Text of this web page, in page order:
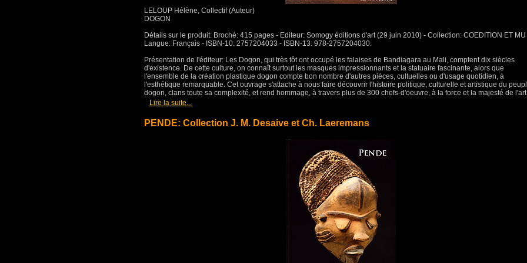
LELOUP Hélène, Collectif (Auteur)
DOGON
Détails sur le produit: Broché: 415 pages - Editeur: Somogy éditions d'art (29 juin 2010) - Collection: COEDITION ET MU
Langue: Français - ISBN-10: 2757204033 - ISBN-13: 978-2757204030.
Présentation de l'éditeur: Les Dogon, qui très tôt ont occupé les falaises de Bandiagara au Mali, comptent dix siècles
d'existence. De cette culture, on connaît surtout les masques impressionnants et la statuaire fascinante, alors que
l'ensemble de la création plastique dogon compte bon nombre d'autres pièces, cultuelles ou d'usage quotidien, à
l'esthétique remarquable. Cet ouvrage s'attache à nous faire découvrir l'histoire politique, culturelle et artistique du
dogon, clans toute sa complexité, et rend hommage, à travers plus de 300 chefs-d'oeuvre, à la force et la majesté de l'art
Lire la suite...
PENDE: Collection J. M. Desaive et Ch. Laeremans